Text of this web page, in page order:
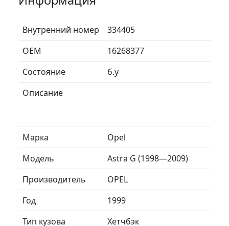
Внутренний номер
334405
ОЕМ
16268377
Состояние
б.у
Описание
Марка
Opel
Модель
Astra G (1998—2009)
Производитель
OPEL
Год
1999
Тип кузова
Хетчбэк